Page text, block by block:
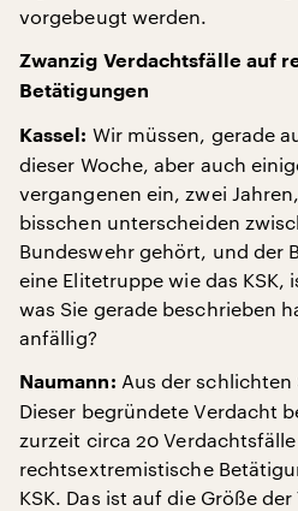
vorgebeugt werden.
Zwanzig Verdachtsfälle auf
Betätigungen
Kassel: Wir müssen, gerade
dieser Woche, aber auch
vergangenen ein, zwei
bisschen unterscheiden
Bundeswehr gehört, und der
eine Elitetruppe wie das KSK,
was Sie gerade beschrieben
anfällig?
Naumann: Aus der schlichten
Dieser begründete Verdacht
zurzeit circa 20
rechtsextremistische
KSK. Das ist auf die Größe